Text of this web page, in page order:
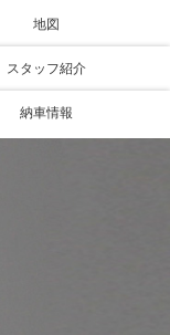
地図
スタッフ紹介
納車情報